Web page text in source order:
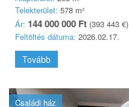
Telekterület: 578 m²
Ár: 144 000 000 Ft (393 443 €)
Feltöltés dátuma: 2026.02.17.
Tovább
Családi ház